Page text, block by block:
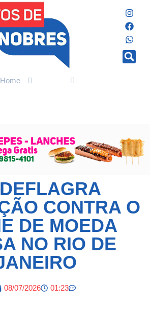
Home
CONTRA O
DE MOEDA
NO RIO DE
08/07/2026 01:23